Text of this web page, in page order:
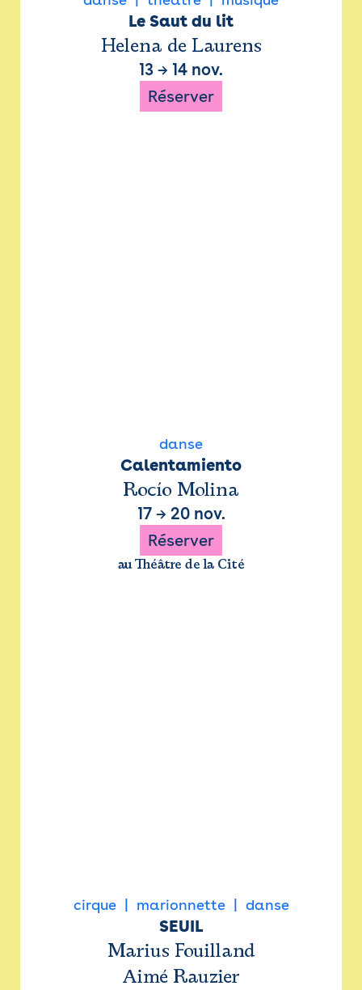
Le Saut du lit
Helena de Laurens
13 → 14 nov.
Réserver
danse
Calentamiento
Rocío Molina
17→ 20 nov.
Réserver
au Théâtre de la Cité
cirque marionnette danse
SEUIL
Marius Fouilland
Aimé Rauzier